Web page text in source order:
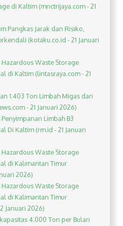
di Kaltim (mnctrijaya.com - 21
Pangkas Jarak dan Risiko,
(kotaku.co.id - 21 Januari
Hazardous Waste Storage
di Kaltim (lintasraya.com - 21
1.403 Ton Limbah Migas dari
- 21 Januari 2026)
Limbah B3
Di Kaltim (rm.id - 21 Januari
Hazardous Waste Storage
di Kalimantan Timur
2026)
Hazardous Waste Storage
di Kalimantan Timur
Januari 2026)
4.000 Ton per Bulan